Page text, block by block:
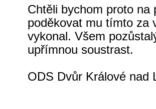
Chtěli bychom proto na
poděkovat mu tímto za
vykonal. Všem
upřímnou soustrast.
ODS Dvůr Králové nad